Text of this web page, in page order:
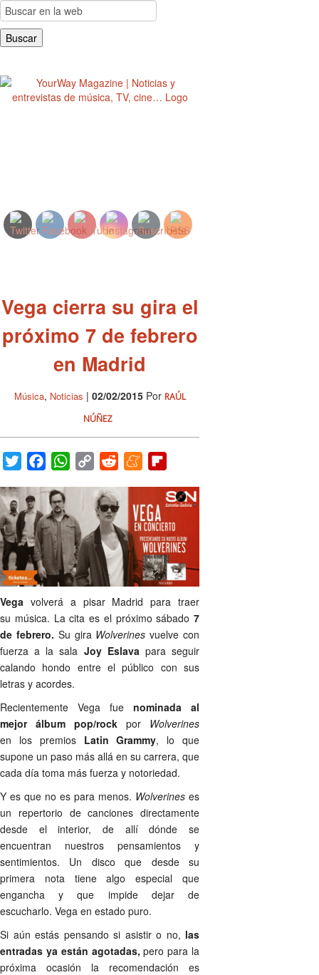
Vega cierra su gira el
próximo 7 de febrero
en Madrid
Música, Noticias | 02/02/2015 Por RAÚL
NÚÑEZ
Twitter FacebookWhatsApp
Copy
Reddit Meneame
Vega volverá a pisar Madrid para traer
su música. La cita es el próximo sábado 7
de febrero. Su gira Wolverines vuelve con
fuerza a la sala Joy Eslava para seguir
calando hondo entre el público con sus
letras y acordes.
Recientemente Vega fue nominada al
mejor álbum pop/rock por Wolverines
en los premios Latin Grammy, lo que
supone un paso más allá en su carrera, que
cada día toma más fuerza y notoriedad.
Y es que no es para menos. Wolverines es
un repertorio de canciones directamente
desde el interior, de allí dónde se
encuentran nuestros pensamientos y
sentimientos. Un disco que desde su
primera nota tiene algo especial que
engancha y que impide dejar de
escucharlo. Vega en estado puro.
Si aún estás pensando si asistir o no, las
entradas ya están agotadas, pero para la
próxima ocasión la recomendación es